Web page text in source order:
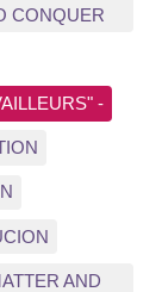
CONQUER
-
AND